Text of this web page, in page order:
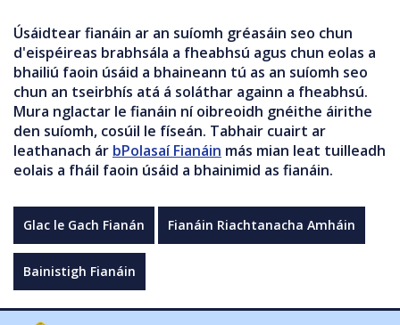
Úsáidtear fianáin ar an suíomh gréasáin seo chun
d'eispéireas brabhsála a fheabhsú agus chun eolas a
bhailiú faoin úsáid a bhaineann tú as an suíomh seo
chun an tseirbhís atá á soláthar againn a fheabhsú.
Mura nglactar le fianáin ní oibreoidh gnéithe áirithe
den suíomh, cosúil le físeán. Tabhair cuairt ar
leathanach ár bPolasaí Fianáin más mian leat tuilleadh
eolais a fháil faoin úsáid a bhainimid as fianáin.
Glac le Gach Fianán Fianáin Riachtanacha Amháin
Bainistigh Fianáin